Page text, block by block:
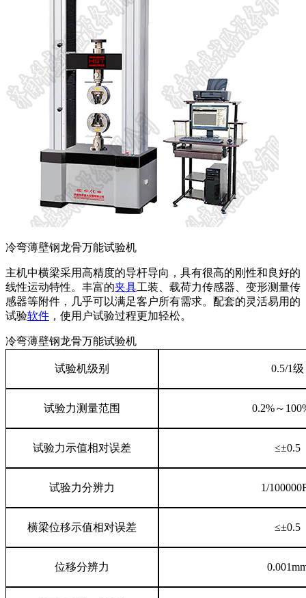
冷弯薄壁钢龙骨万能试验机
主机中横梁采用高精度的导杆导向，具有很高的刚性和良好的
线性运动特性。丰富的夹具工装、载荷力传感器、变形测量传
感器等附件，几乎可以满足客户所有需求。配套的灵活易用的
试验软件 ，使用户试验过程更加轻松。
冷弯薄壁钢龙骨万能试验机
试验机级别 0.5/1级
试验力测量范围 0.2%～
试验力示值相对误差 ≤±0.5
试验力分辨力 1/
横梁位移示值相对误差 ≤±0.5
位移分辨力